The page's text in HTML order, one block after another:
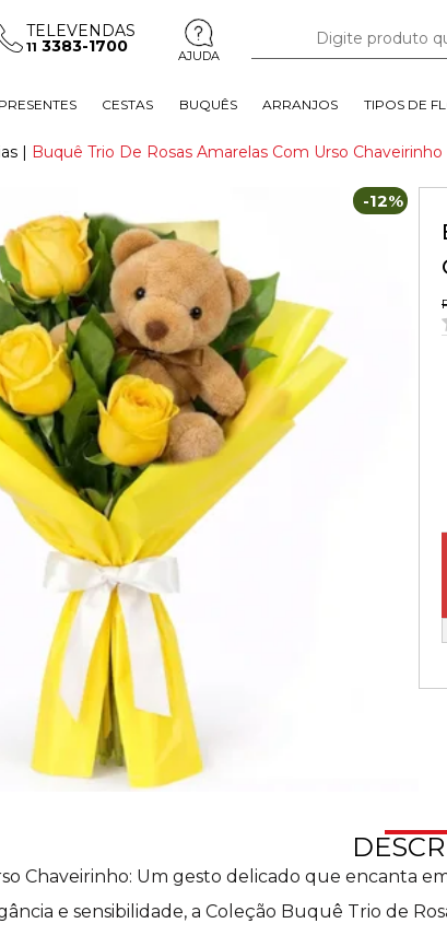
TELEVENDAS
11 3383-1700 AJUDA
PRESENTES CESTAS BUQUÊS ARRANJOS TIPOS DE
| Buquê Trio De Rosas Amarelas Com Urso Chaveirinho
-12%
Chaveirinho: Um gesto delicado que encanta
e sensibilidade, a Coleção Buquê Trio de